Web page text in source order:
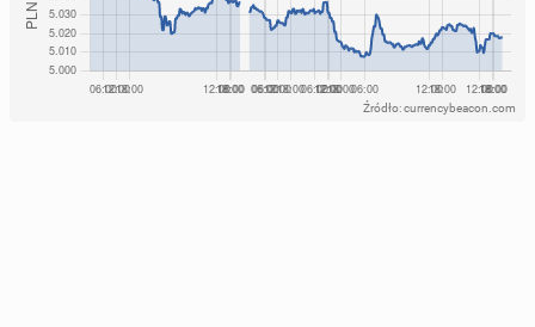
Źródło: currencybeacon.com